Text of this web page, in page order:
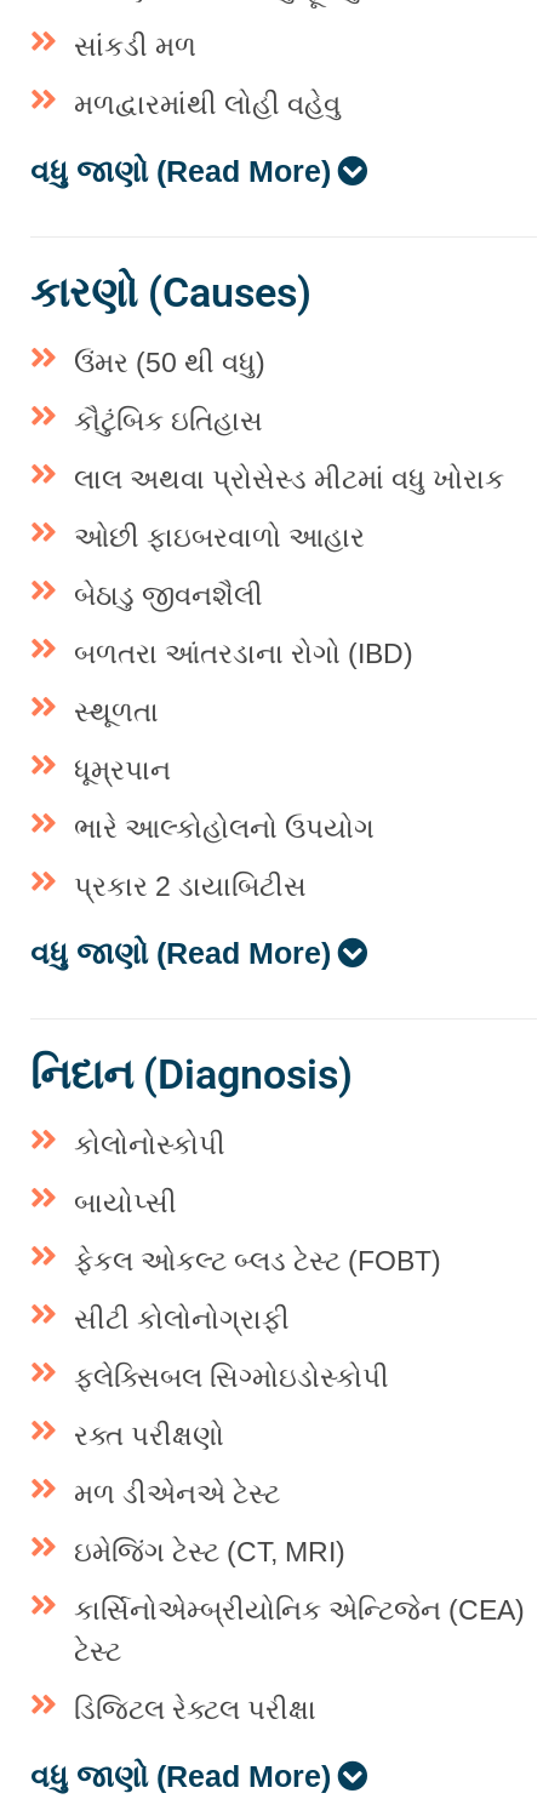
સાંકડી મળ
મળદ્વારમાંથી લોહી વહેવુ
વધુ જાણો (Read More)
કારણો (Causes)
ઉંમર (50 થી વધુ)
કૌટુંબિક ઇતિહાસ
લાલ અથવા પ્રોસેસ્ડ મીટમાં વધુ ખોરાક
ઓછી ફાઇબરવાળો આહાર
બેઠાડુ જીવનશૈલી
બળતરા આંતરડાના રોગો (IBD)
સ્થૂળતા
ધૂમ્રપાન
ભારે આલ્કોહોલનો ઉપયોગ
પ્રકાર 2 ડાયાબિટીસ
વધુ જાણો (Read More)
નિદાન (Diagnosis)
કોલોનોસ્કોપી
બાયોપ્સી
ફેકલ ઓકલ્ટ બ્લડ ટેસ્ટ (FOBT)
સીટી કોલોનોગ્રાફી
ફ્લેક્સિબલ સિગ્મોઇડોસ્કોપી
રક્ત પરીક્ષણો
મળ ડીએનએ ટેસ્ટ
ઇમેજિંગ ટેસ્ટ (CT, MRI)
કાર્સિનોએમ્બ્રીયોનિક એન્ટિજેન (CEA)
ટેસ્ટ
ડિજિટલ રેક્ટલ પરીક્ષા
વધુ જાણો (Read More)